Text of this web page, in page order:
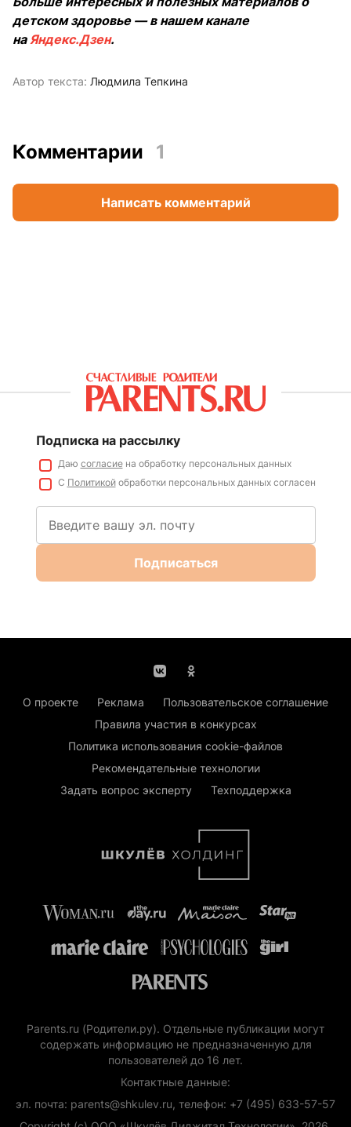
детском здоровье — в нашем канале
наЯндекс.Дзен.
Автор текста: Людмила Тепкина
Комментарии 1
Написать комментарий
Подписка на рассылку
Даю согласиена обработку персональных данных
С Политикойобработки персональных данных согласен
Подписаться
О проекте Реклама
Пользовательское соглашение
Правила участия в конкурсах
Политика использования cookie-файлов
Рекомендательные технологии
Задать вопрос эксперту
Техподдержка
Parents.ru (Родители.ру). Отдельные публикации могут
содержать информацию не предназначенную для
пользователей до 16 лет.
Контактные данные:
эл. почта: parents@shkulev.ru, телефон: +7 (495) 633-57-57